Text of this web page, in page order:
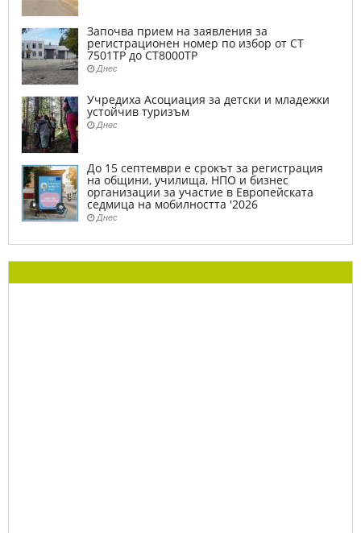
Започва прием на заявления за
регистрационен номер по избор от СТ
7501ТР до СТ8000ТР
Днес
Учредиха Асоциация за детски и младежки
устойчив туризъм
Днес
До 15 септември е срокът за регистрация
на общини, училища, НПО и бизнес
организации за участие в Европейската
седмица на мобилността '2026
Днес